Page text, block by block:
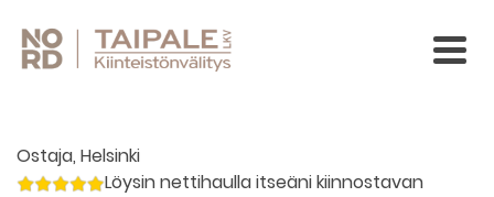
Ostaja, Helsinki
Löysin nettihaulla itseäni kiinnostavan